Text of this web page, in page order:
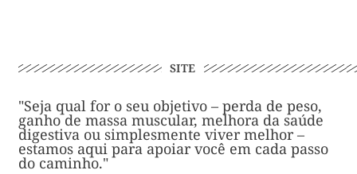
SITE
"Seja qual for o seu objetivo – perda de peso,
ganho de massa muscular, melhora da saúde
digestiva ou simplesmente viver melhor –
estamos aqui para apoiar você em cada passo
do caminho."